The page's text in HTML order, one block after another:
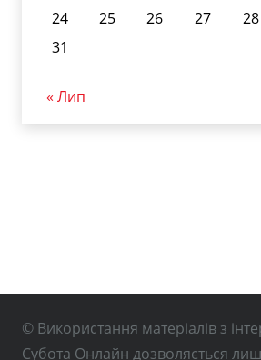
24
25 26 27 28
31
« Лип
© Використання матеріалів з
Субота Онлайн дозволяється